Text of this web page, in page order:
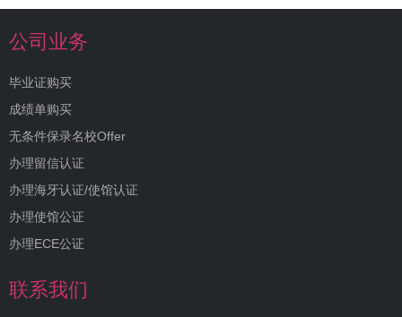
公司业务
毕业证购买
成绩单购买
无条件保录名校Offer
办理留信认证
办理海牙认证/使馆认证
办理使馆公证
办理ECE公证
联系我们